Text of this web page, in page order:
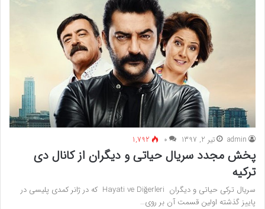
admin تیر 2, 1397 ۰ 1,792
پخش مجدد سریال حیاتی و دیگران از کانال دی
ترکیه
سریال ترکی حیاتی و دیگران Hayati ve Diğerleri که در ژانر کمدی پلیسی در
پاییز گذشته اولین قسمت آن بر روی…